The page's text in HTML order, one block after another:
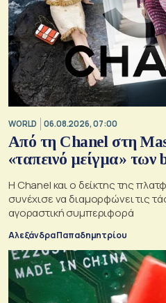
WORLD 06.08.2026, 07:00
Από τη Chanel στη
«ταπεινό μείγμα» των
Η Chanel και ο δείκτης της
συνέχισε να διαμορφώνει τις
αγοραστική συμπεριφορά
Αλεξάνδρα Παπαδημητρίου